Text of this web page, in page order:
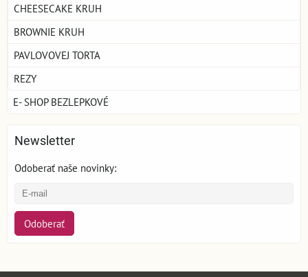
CHEESECAKE KRUH
BROWNIE KRUH
PAVLOVOVEJ TORTA
REZY
E- SHOP BEZLEPKOVÉ
Newsletter
Odoberať naše novinky:
Odoberať